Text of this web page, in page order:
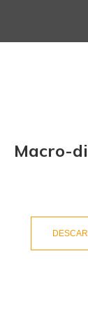
Macro-